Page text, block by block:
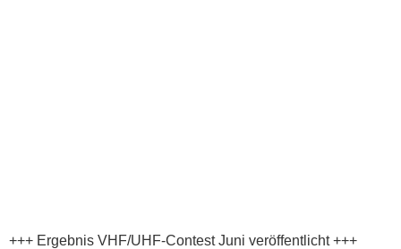
+++ Ergebnis VHF/UHF-Contest Juni veröffentlicht +++